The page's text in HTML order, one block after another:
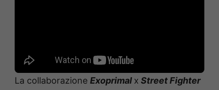
La collaborazione Exoprimal x Street Fighter